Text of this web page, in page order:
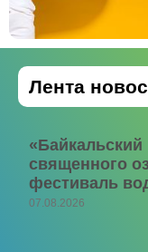
Лента
священного
фестиваль
07.08.2026